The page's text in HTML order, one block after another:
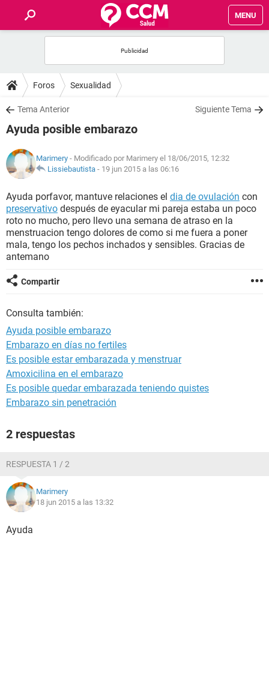
MENU
FOROS
SALUD
FAMILIA
NUTRICIÓN
BIENESTAR
SEXUALIDAD
GLOSARIO
Foros Sexualidad
Tema Anterior Siguiente Tema
Ayuda posible embarazo
Marimery - Modificado por Marimery el 18/06/2015, 12:32
Lissiebautista - 19 jun 2015 a las 06:16
Ayuda porfavor, mantuve relaciones el dia de ovulación con
preservativo después de eyacular mi pareja estaba un poco
roto no mucho, pero llevo una semana de atraso en la
menstruacion tengo dolores de como si me fuera a poner
mala, tengo los pechos inchados y sensibles. Gracias de
antemano
Compartir
Consulta también:
Ayuda posible embarazo
Embarazo en días no fertiles
Es posible estar embarazada y menstruar
Amoxicilina en el embarazo
Es posible quedar embarazada teniendo quistes
Embarazo sin penetración
2 respuestas
RESPUESTA 1 / 2
Marimery
18 jun 2015 a las 13:32
Ayuda